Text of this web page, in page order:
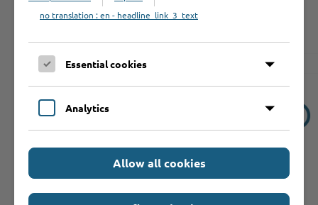
Raum A 221
Informationen
Dokumente
no translation : en - headline_link_3_text
Essential cookies
Analytics
Allow all cookies